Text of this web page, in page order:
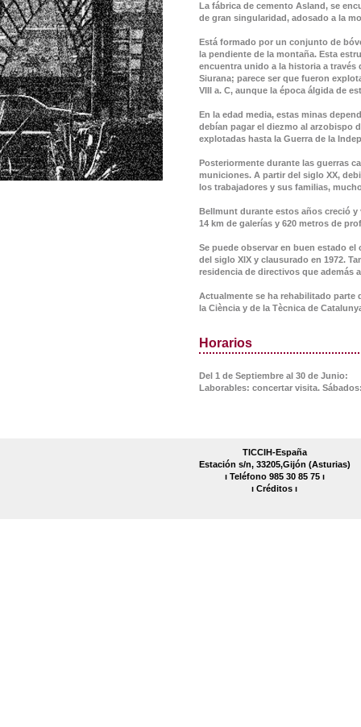
La fábrica de cemento Asland, se
de gran singularidad, adosado a la
Está formado por un conjunto de
la pendiente de la montaña. Esta
encuentra unido a la historia a través
Siurana; parece ser que fueron
VIII a. C, aunque la época álgida de
En la edad media, estas minas
debían pagar el diezmo al arzobispo
explotadas hasta la Guerra de la
Posteriormente durante las guerras
municiones. A partir del siglo XX,
los trabajadores y sus familias,
Bellmunt durante estos años creció
14 km de galerías y 620 metros de
Se puede observar en buen estado
del siglo XIX y clausurado en 1972.
residencia de directivos que además
Actualmente se ha rehabilitado parte
la Ciència y de la Tècnica de
Horarios
Del 1 de Septiembre al 30 de Junio:
Laborables: concertar visita.
TICCIH-España
Estación s/n, 33205,Gijón (Asturias)
ı Teléfono 985 30 85 75 ı
ı Créditos ı